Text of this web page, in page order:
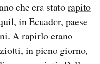
che era statorapito
in Ecuador, paese
A rapirlo erano
in pieno giorno,